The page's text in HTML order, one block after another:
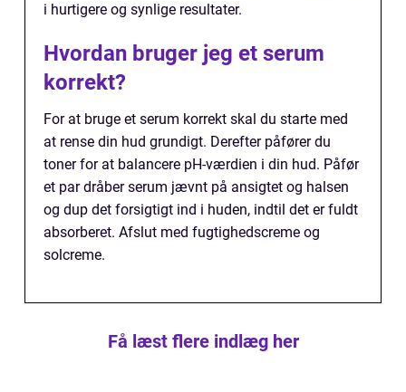
i hurtigere og synlige resultater.
Hvordan bruger jeg et serum
korrekt?
For at bruge et serum korrekt skal du starte med
at rense din hud grundigt. Derefter påfører du
toner for at balancere pH-værdien i din hud. Påfør
et par dråber serum jævnt på ansigtet og halsen
og dup det forsigtigt ind i huden, indtil det er fuldt
absorberet. Afslut med fugtighedscreme og
solcreme.
Få læst flere indlæg her